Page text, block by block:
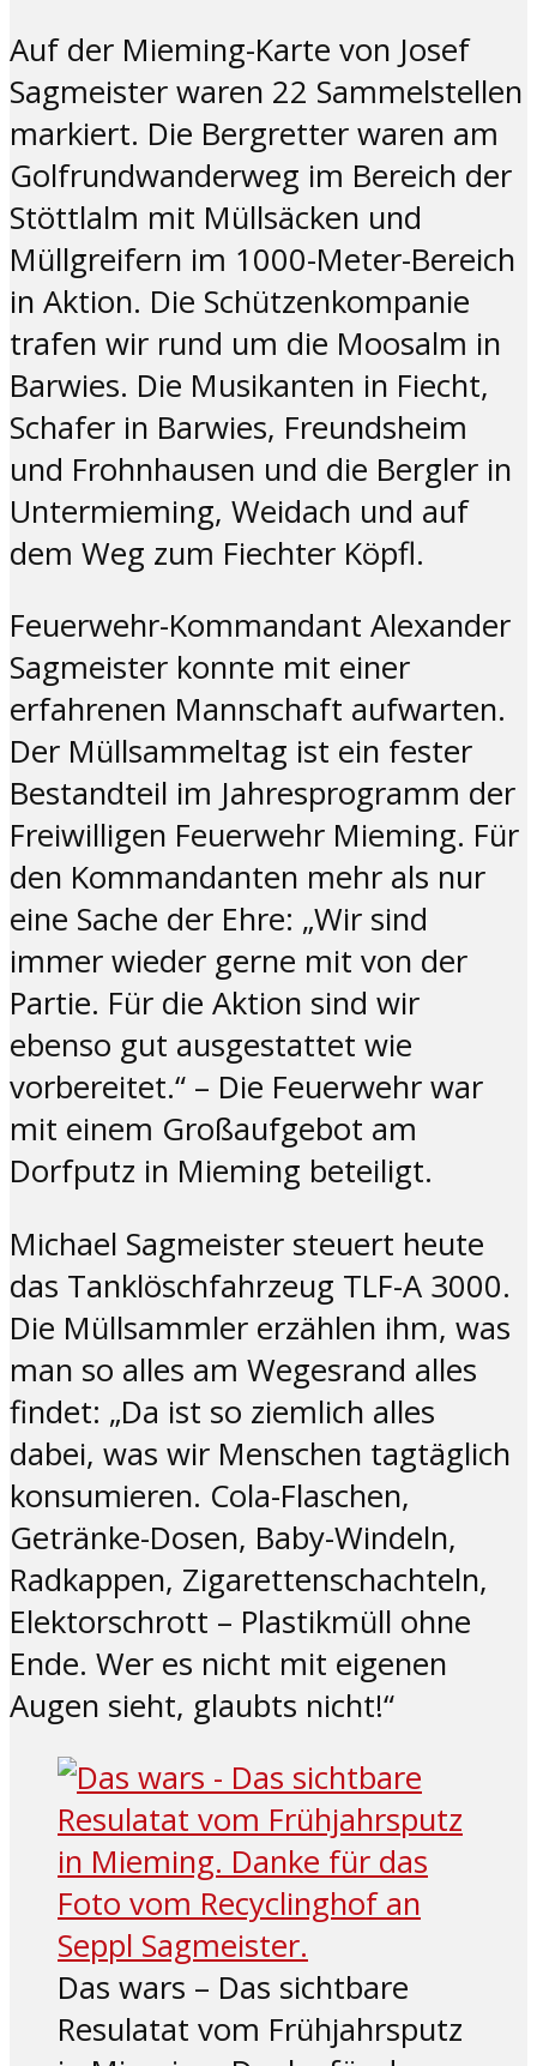
Auf der Mieming-Karte von Josef
Sagmeister waren 22 Sammelstellen
markiert. Die Bergretter waren am
Golfrundwanderweg im Bereich der
Stöttlalm mit Müllsäcken und
Müllgreifern im 1000-Meter-Bereich
in Aktion. Die Schützenkompanie
trafen wir rund um die Moosalm in
Barwies. Die Musikanten in Fiecht,
Schafer in Barwies, Freundsheim
und Frohnhausen und die Bergler in
Untermieming, Weidach und auf
dem Weg zum Fiechter Köpfl.
Feuerwehr-Kommandant Alexander
Sagmeister konnte mit einer
erfahrenen Mannschaft aufwarten.
Der Müllsammeltag ist ein fester
Bestandteil im Jahresprogramm der
Freiwilligen Feuerwehr Mieming. Für
den Kommandanten mehr als nur
eine Sache der Ehre: „Wir sind
immer wieder gerne mit von der
Partie. Für die Aktion sind wir
ebenso gut ausgestattet wie
vorbereitet.“ – Die Feuerwehr war
mit einem Großaufgebot am
Dorfputz in Mieming beteiligt.
Michael Sagmeister steuert heute
das Tanklöschfahrzeug TLF-A 3000.
Die Müllsammler erzählen ihm, was
man so alles am Wegesrand alles
findet: „Da ist so ziemlich alles
dabei, was wir Menschen tagtäglich
konsumieren. Cola-Flaschen,
Getränke-Dosen, Baby-Windeln,
Radkappen, Zigarettenschachteln,
Elektorschrott – Plastikmüll ohne
Ende. Wer es nicht mit eigenen
Augen sieht, glaubts nicht!“
Das wars – Das sichtbare
Resulatat vom Frühjahrsputz